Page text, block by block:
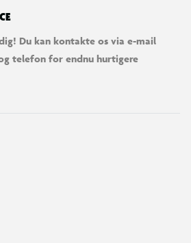
Du kan kontakte os via e-mail
telefon for endnu hurtigere